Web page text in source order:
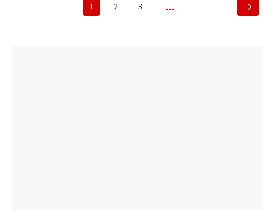
1 2 3